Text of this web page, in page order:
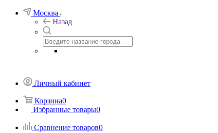
Москва
Назад
Личный кабинет
Корзина0
Избранные товары0
Сравнение товаров0